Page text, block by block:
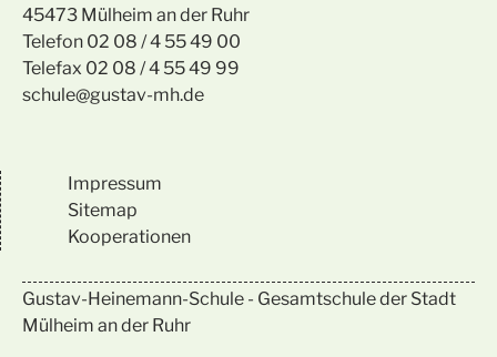
45473 Mülheim an der Ruhr
Telefon 02 08 / 4 55 49 00
Telefax 02 08 / 4 55 49 99
schule@gustav-mh.de
Impressum
Sitemap
Kooperationen
Gustav-Heinemann-Schule - Gesamtschule der Stadt
Mülheim an der Ruhr